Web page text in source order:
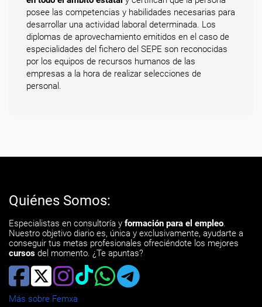
posee las competencias y habilidades necesarias para
desarrollar una actividad laboral determinada. Los
diplomas de aprovechamiento emitidos en el caso de
especialidades del fichero del SEPE son reconocidas
por los equipos de recursos humanos de las
empresas a la hora de realizar selecciones de
personal.
Quiénes Somos:
Especialistas en consultoría y formación para el empleo.
Nuestro objetivo diario es, única y exclusivamente, ayudarte a
conseguir tus metas profesionales ofreciéndote los mejores
cursos del momento. ¿Te apuntas?
Más sobre Femxa